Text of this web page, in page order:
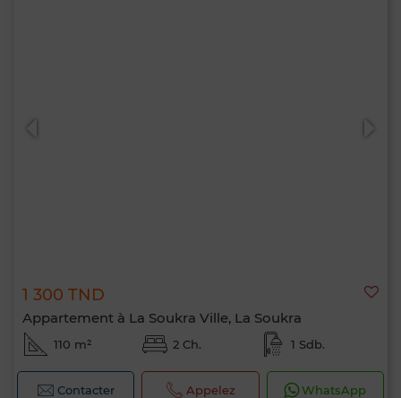
1 300 TND
Appartement à La Soukra Ville, La Soukra
110 m² 2 Ch. 1 Sdb.
Contacter Appelez WhatsApp